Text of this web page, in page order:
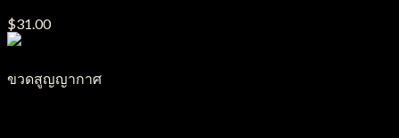
$31.00
ขวดสูญญากาศ